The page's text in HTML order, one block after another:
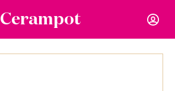
Cerampot